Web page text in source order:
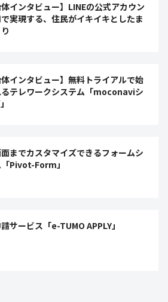
体インタビュー】LINEの公式アカウン
で実現する、住民がイキイキとしたま
体インタビュー】無料トライアルで始
るテレワークシステム「moconaviシ
までカスタマイズできるフォームシ
Pivot-Form」
サービス「e-TUMO APPLY」